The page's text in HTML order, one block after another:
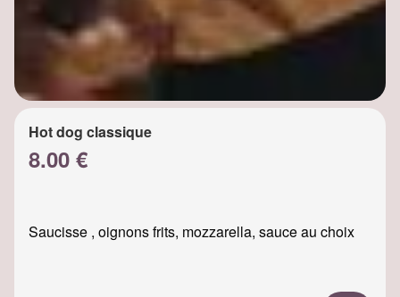
Hot dog classique
8.00 €
Saucisse , oignons frits, mozzarella, sauce au choix